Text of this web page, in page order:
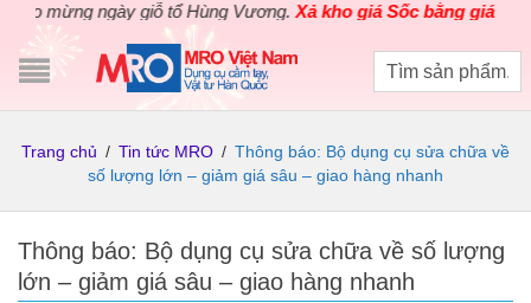
mừng ngày giỗ tổ Hùng Vương.Xả kho giá Sốc bằng giá Gốccho
Trang chủ / Tin tức MRO / Thông báo: Bộ dụng cụ sửa chữa về
số lượng lớn – giảm giá sâu – giao hàng nhanh
Thông báo: Bộ dụng cụ sửa chữa về số lượng
lớn – giảm giá sâu – giao hàng nhanh